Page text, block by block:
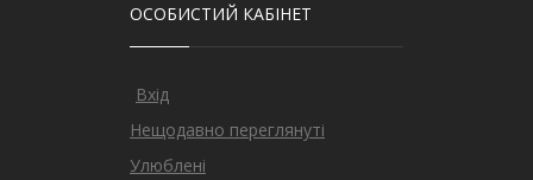
ОСОБИСТИЙ КАБІНЕТ
Вхід
Нещодавно переглянуті
Улюблені